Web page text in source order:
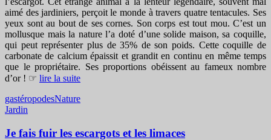
aimé des jardiniers, perçoit le monde à travers quatre tentacules. Ses
yeux sont au bout de ses cornes. Son corps est tout mou. C’est un
mollusque mais la nature l’a doté d’une solide maison, sa coquille,
qui peut représenter plus de 35% de son poids. Cette coquille de
carbonate de calcium épaissit et grandit en continu en même temps
que le propriétaire. Ses proportions obéissent au fameux nombre
d’or ! ☞ lire la suite
gastéropodesNature
Jardin
Je fais fuir les escargots et les limaces